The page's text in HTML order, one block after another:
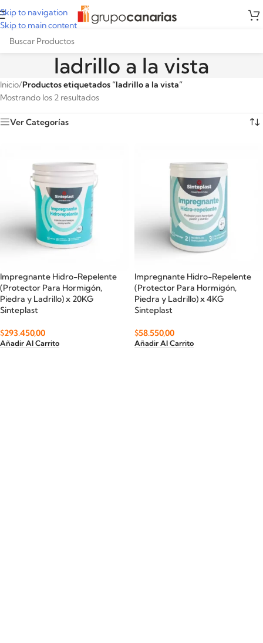
Skip to navigation
Skip to main content
ladrillo a la vista
Inicio/Productos etiquetados “ladrillo a la vista”
Mostrando los 2 resultados
Ver Categorías
Impregnante Hidro-Repelente
(Protector Para Hormigón,
Piedra y Ladrillo) x 20KG
Sinteplast
$293.450,00
Añadir Al Carrito
Impregnante Hidro-Repelente
(Protector Para Hormigón,
Piedra y Ladrillo) x 4KG
Sinteplast
$58.550,00
Añadir Al Carrito